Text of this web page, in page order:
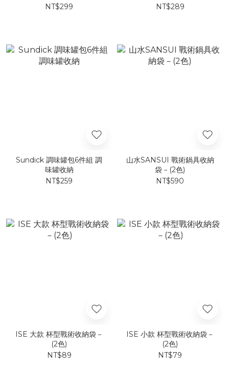
NT$299
NT$289
Sundick 調味罐包6件組 調
味罐收納
NT$259
山水SANSUI 戰術鍋具收納
袋－(2色)
NT$590
ISE 大款 杯型戰術收納袋－
(2色)
NT$89
ISE 小款 杯型戰術收納袋－
(2色)
NT$79